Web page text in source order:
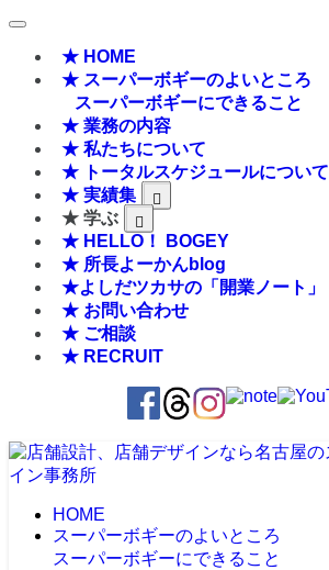
★ HOME
★ スーパーボギーのよいところ
スーパーボギーにできること
★ 業務の内容
★ 私たちについて
★ トータルスケジュールについて
★ 実績集
★ 学ぶ
★ HELLO！ BOGEY
★ 所長よーかんblog
★よしだツカサの「開業ノート」
★ お問い合わせ
★ ご相談
★ RECRUIT
HOME
スーパーボギーのよいところ
スーパーボギーにできること